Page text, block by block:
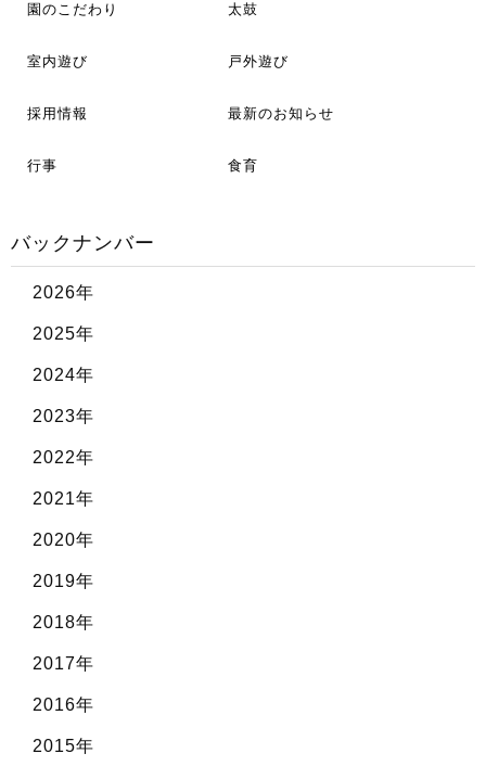
園のこだわり 太鼓
室内遊び 戸外遊び
採用情報 最新のお知らせ
行事 食育
バックナンバー
2026年
2025年
2024年
2023年
2022年
2021年
2020年
2019年
2018年
2017年
2016年
2015年